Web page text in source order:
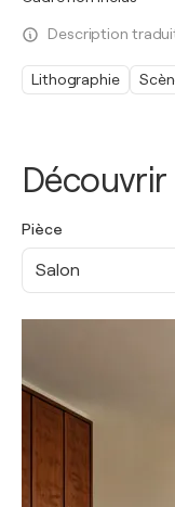
Pièce
Salon
Description
Lithographie